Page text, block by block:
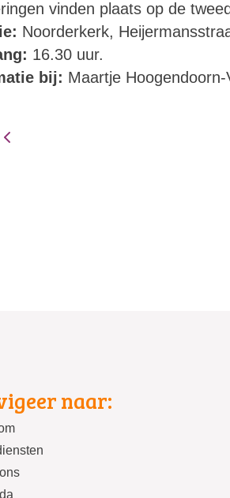
vinden plaats op de
Noorderkerk,
16.30 uur.
bij: Maartje
naar: